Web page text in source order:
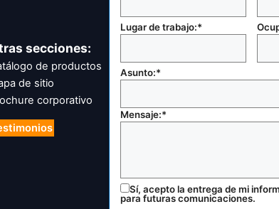
secciones:
de productos
de sitio
corporativo
Lugar de trabajo:*
Asunto:*
Mensaje:*
FiltroSí, acepto la entrega de mi
para futuras comunicaciones.